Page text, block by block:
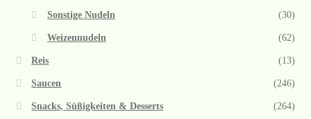
Sonstige Nudeln (30)
Weizennudeln (62)
Reis (13)
Saucen (246)
Snacks, Süßigkeiten & Desserts (264)